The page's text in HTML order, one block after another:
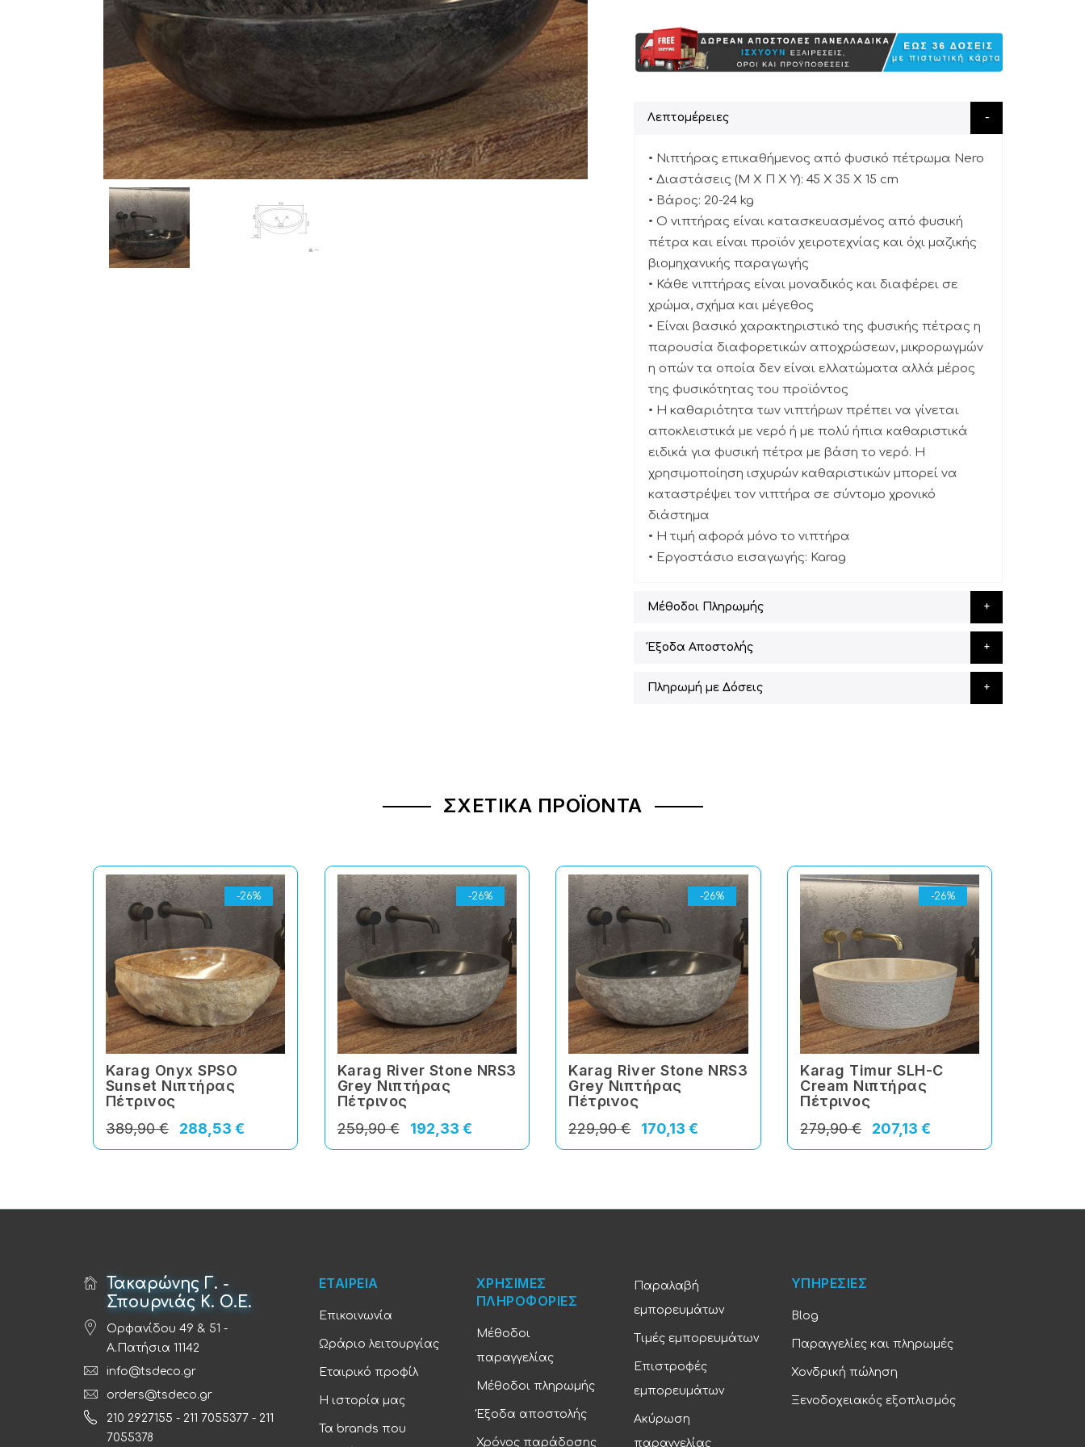
Λεπτομέρειες
• Νιπτήρας επικαθήμενος από φυσικό πέτρωμα Nero
• Διαστάσεις (Μ Χ Π Χ Υ): 45 X 35 X 15 cm
• Βάρος: 20-24 kg
• Ο νιπτήρας είναι κατασκευασμένος από φυσική
πέτρα και είναι προϊόν χειροτεχνίας και όχι μαζικής
βιομηχανικής παραγωγής
• Κάθε νιπτήρας είναι μοναδικός και διαφέρει σε
χρώμα, σχήμα και μέγεθος
• Είναι βασικό χαρακτηριστικό της φυσικής πέτρας η
παρουσία διαφορετικών αποχρώσεων, μικρορωγμών
η οπών τα οποία δεν είναι ελλατώματα αλλά μέρος
της φυσικότητας του προϊόντος
• Η καθαριότητα των νιπτήρων πρέπει να γίνεται
αποκλειστικά με νερό ή με πολύ ήπια καθαριστικά
ειδικά για φυσική πέτρα με βάση το νερό. Η
χρησιμοποίηση ισχυρών καθαριστικών μπορεί να
καταστρέψει τον νιπτήρα σε σύντομο χρονικό
διάστημα
• Η τιμή αφορά μόνο το νιπτήρα
• Εργοστάσιο εισαγωγής: Karag
Μέθοδοι Πληρωμής
Έξοδα Αποστολής
Πληρωμή με Δόσεις
ΣΧΕΤΙΚΆ ΠΡΟΪΌΝΤΑ
-26%
Karag Onyx SPSO
Sunset Νιπτήρας
Πέτρινος
288,53 €
389,90 €
-26%
Karag River Stone NRS3
Grey Νιπτήρας
Πέτρινος
192,33 €
259,90 €
-26%
Karag River Stone NRS3
Grey Νιπτήρας
Πέτρινος
170,13 €
229,90 €
-26%
Karag Timur SLH-C
Cream Νιπτήρας
Πέτρινος
207,13 €
279,90 €
Τακαρώνης Γ. -
Σπουρνιάς Κ. Ο.Ε.
Ορφανίδου 49 & 51 -
Α.Πατήσια 11142
info@tsdeco.gr
orders@tsdeco.gr
210 2927155 - 211 7055377 - 211
7055378
ΕΤΑΙΡΕΙΑ
Επικοινωνία
Ωράριο λειτουργίας
Εταιρικό προφίλ
Η ιστορία μας
Τα brands που
ΧΡΗΣΙΜΕΣ
ΠΛΗΡΟΦΟΡΙΕΣ
Μέθοδοι
παραγγελίας
Μέθοδοι πληρωμής
Έξοδα αποστολής
Χρόνος παράδοσης
Παραλαβή
εμπορευμάτων
Τιμές εμπορευμάτων
Επιστροφές
εμπορευμάτων
Ακύρωση
παραγγελίας
ΥΠΗΡΕΣΙΕΣ
Blog
Παραγγελίες και πληρωμές
Χονδρική πώληση
Ξενοδοχειακός εξοπλισμός